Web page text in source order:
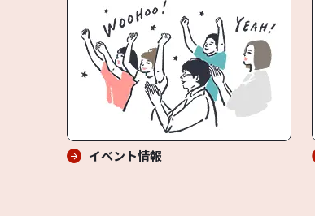
イベント情報